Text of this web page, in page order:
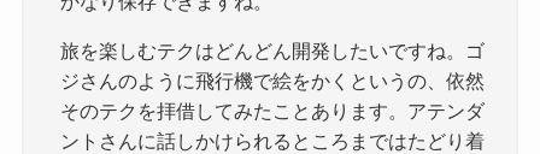
旅を楽しむテクはどんどん開発したいですね。ゴ
ジさんのように飛行機で絵をかくというの、依然
そのテクを拝借してみたことあります。アテンダ
ントさんに話しかけられるところまではたどり着